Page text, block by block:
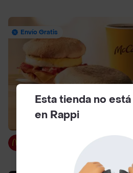
Envío Gratis
$ 3000
Esta tienda no
en Rappi